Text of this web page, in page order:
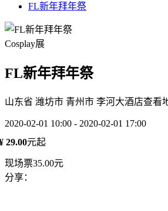
FL新年拜年祭
Cosplay展
FL新年拜年祭
山东省 潍坊市 青州市 李河大酒店查看
2020-02-01 10:00 - 2020-02-01 17:00
29.00元起
现场票35.00元
分享：